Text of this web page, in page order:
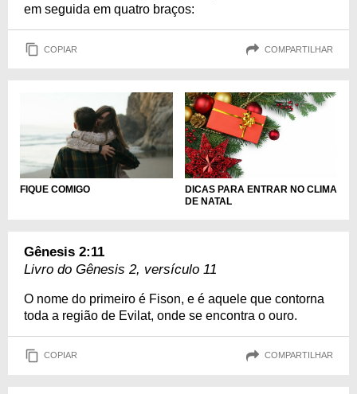
em seguida em quatro braços:
COPIAR COMPARTILHAR
FIQUE COMIGO
DICAS PARA ENTRAR NO CLIMA
DE NATAL
Gênesis 2:11
Livro do Gênesis 2, versículo 11
O nome do primeiro é Fison, e é aquele que contorna
toda a região de Evilat, onde se encontra o ouro.
COPIAR COMPARTILHAR